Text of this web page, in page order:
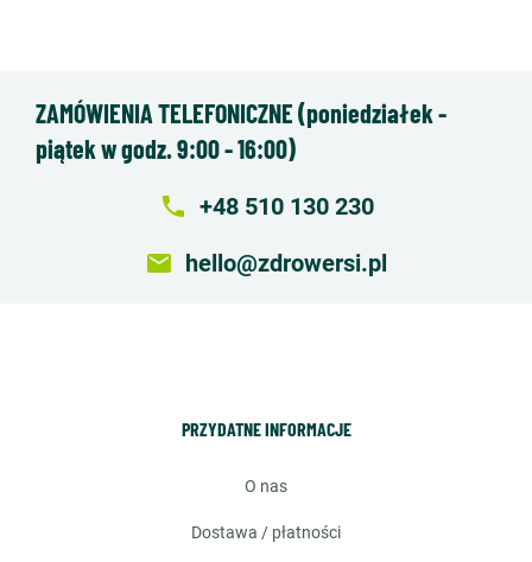
ZAMÓWIENIA TELEFONICZNE (poniedziałek -
piątek w godz. 9:00 - 16:00)
local_phone +48 510 130 230
email hello@zdrowersi.pl
PRZYDATNE INFORMACJE
o nas
dostawa / płatności